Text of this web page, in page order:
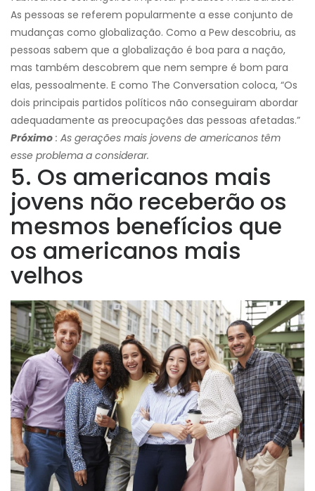
As pessoas se referem popularmente a esse conjunto de
mudanças como globalização. Como a Pew descobriu, as
pessoas sabem que a globalização é boa para a nação,
mas também descobrem que nem sempre é bom para
elas, pessoalmente. E como The Conversation coloca, “Os
dois principais partidos políticos não conseguiram abordar
adequadamente as preocupações das pessoas afetadas.”
Próximo : As gerações mais jovens de americanos têm
esse problema a considerar.
5. Os americanos mais
jovens não receberão os
mesmos benefícios que
os americanos mais
velhos